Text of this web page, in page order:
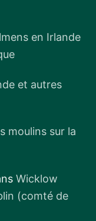
en Irlande
et autres
moulins sur la
Wicklow
(comté de